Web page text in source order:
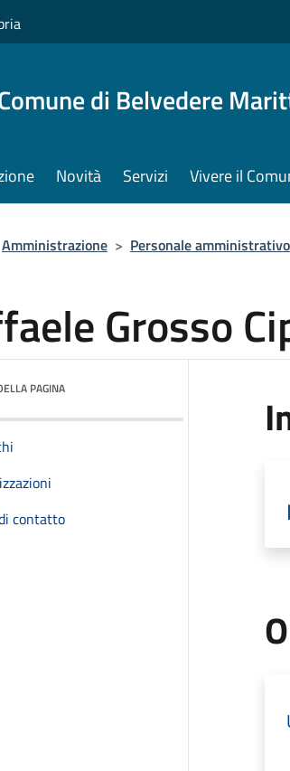
di Belvedere
Novità Servizi Vivere il
Amministrazione > Personale amministrativo
Grosso
PAGINA
contatto